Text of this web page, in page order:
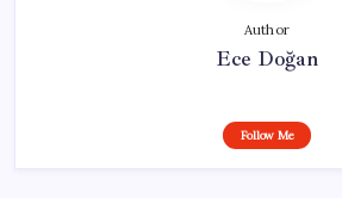
Author
Ece Doğan
Follow Me